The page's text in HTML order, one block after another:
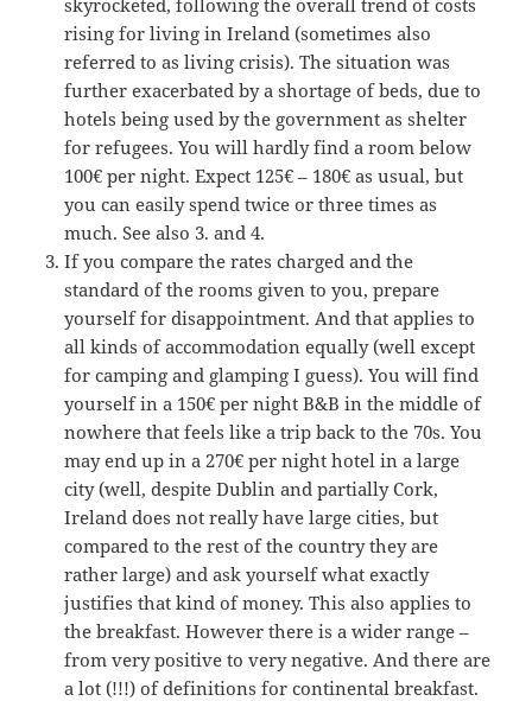
rising for living in Ireland (sometimes also
referred to as living crisis). The situation was
further exacerbated by a shortage of beds, due to
hotels being used by the government as shelter
for refugees. You will hardly find a room below
100€ per night. Expect 125€ – 180€ as usual, but
you can easily spend twice or three times as
much. See also 3. and 4.
If you compare the rates charged and the
standard of the rooms given to you, prepare
yourself for disappointment. And that applies to
all kinds of accommodation equally (well except
for camping and glamping I guess). You will find
yourself in a 150€ per night B&B in the middle of
nowhere that feels like a trip back to the 70s. You
may end up in a 270€ per night hotel in a large
city (well, despite Dublin and partially Cork,
Ireland does not really have large cities, but
compared to the rest of the country they are
rather large) and ask yourself what exactly
justifies that kind of money. This also applies to
the breakfast. However there is a wider range –
from very positive to very negative. And there are
a lot (!!!) of definitions for continental breakfast.